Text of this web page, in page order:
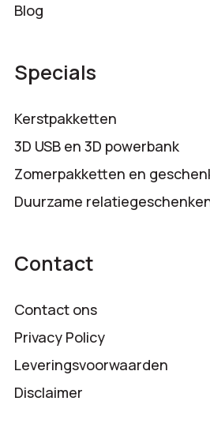
Blog
Specials
Kerstpakketten
3D USB en 3D powerbank
Zomerpakketten en
Duurzame
Contact
Contact ons
Privacy Policy
Leveringsvoorwaarden
Disclaimer